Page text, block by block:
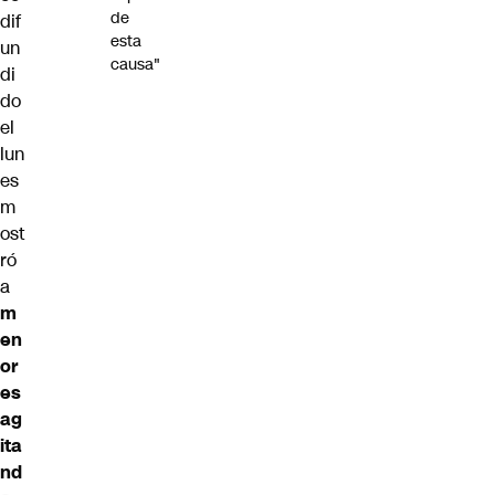
dif
un
di
do
el
lun
es
m
ost
ró
a
m
en
or
es
ag
ita
nd
de
esta
causa"